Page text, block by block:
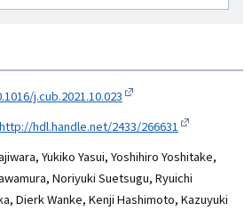
者
j.cub.2021.10.023
http://hdl.handle.net/2433/266631
Yukiko Yasui, Yoshihiro Yoshitake,
Noriyuki Suetsugu, Ryuichi
Dierk Wanke, Kenji Hashimoto, Kazuyuki